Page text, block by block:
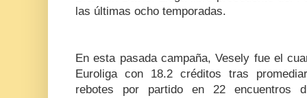
las últimas ocho temporadas.
En esta pasada campaña, Vesely fue el
Euroliga con 18.2 créditos tras
rebotes por partido en 22 encuentros